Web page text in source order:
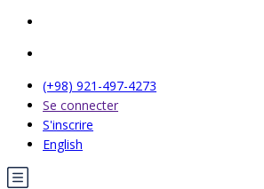
(+98) 921-497-4273
Se connecter
S'inscrire
English